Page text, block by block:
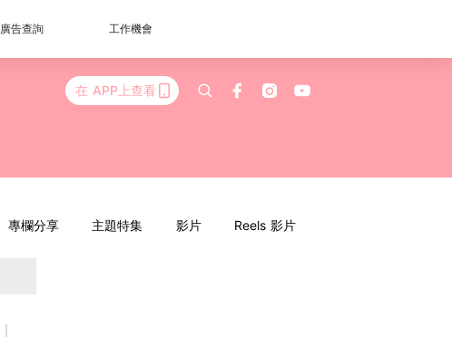
廣告查詢 工作機會
在 APP上查看
專欄分享 主題特集 影片 Reels 影片